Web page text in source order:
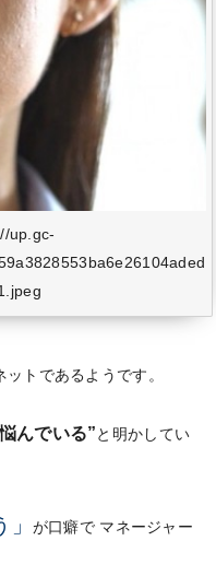
up.gc-
ットであるようです。
んでいる”と明かしてい
が口癖で マネージャー